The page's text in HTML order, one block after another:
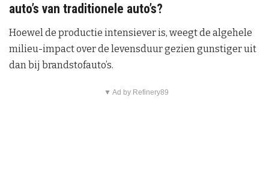
auto’s van traditionele auto’s?
Hoewel de productie intensiever is, weegt de algehele
milieu-impact over de levensduur gezien gunstiger uit
dan bij brandstofauto’s.
▼ Ad by Refinery89